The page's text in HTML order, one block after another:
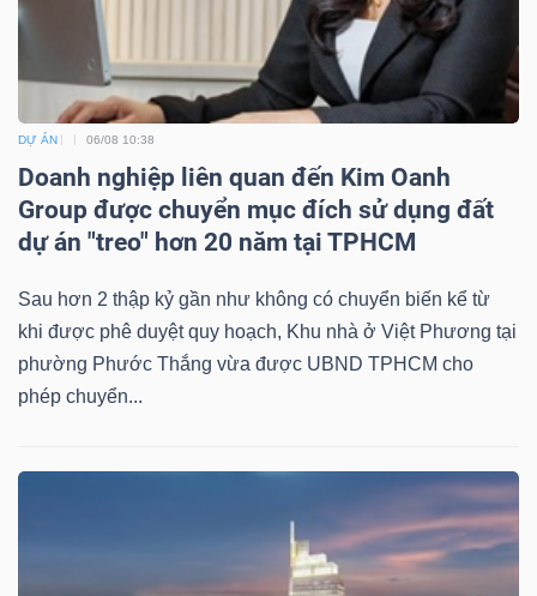
DỰ ÁN 06/08 10:38
Doanh nghiệp liên quan đến Kim Oanh
Group được chuyển mục đích sử dụng đất
dự án "treo" hơn 20 năm tại TPHCM
Sau hơn 2 thập kỷ gần như không có chuyển biến kể từ
khi được phê duyệt quy hoạch, Khu nhà ở Việt Phương tại
phường Phước Thắng vừa được UBND TPHCM cho
phép chuyển...